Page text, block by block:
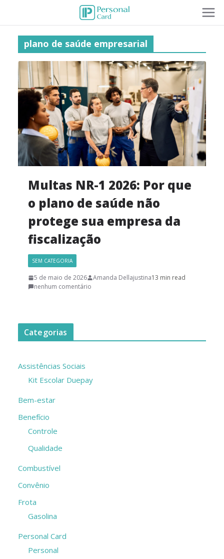
plano de saúde empresarial
Multas NR-1 2026: Por que
o plano de saúde não
protege sua empresa da
fiscalização
SEM CATEGORIA
5 de maio de 2026 Amanda Dellajustina13 min read
nenhum comentário
Categorias
Assistências Sociais
Kit Escolar Duepay
Bem-estar
Benefício
Controle
Qualidade
Combustível
Convênio
Frota
Gasolina
Personal Card
Personal